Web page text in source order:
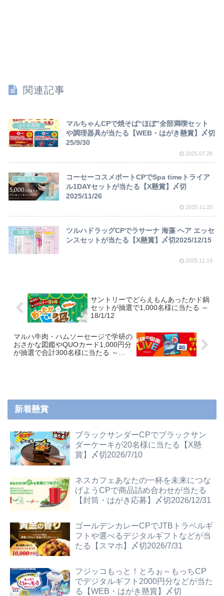
関連記事
はがき懸賞
マルちゃんCPで焼そば“ほぼ”全部満喫セット
や調理器具が当たる【WEB・はがき懸賞】〆切
25/9/30
2025.07.28
コーセーコスメポートCPでSpa timeトライア
ル1DAYセットが当たる【X懸賞】〆切
2025/11/26
2025.11.20
X懸賞
ツルハドラッグCPでラサーナ 海藻 ヘア エッセ
ンスセットが当たる【X懸賞】〆切2025/12/15
2025.11.19
サントリーでどらえもんあったかド鍋
セットが抽選で1,000名様に当たる ～
18/1/12
マルハ牛肉・ハムソーセージで学研の
おさかな図鑑やQUOカード1,000円分
が抽選で合計300名様に当たる ～
新着懸賞
ブラックサンダーCPでブラックサン
ダーケーキが20名様に当たる【X懸
賞】〆切2026/7/10
ネスカフェあなたの一杯を未来につな
げようCPで商品詰め合わせが当たる
【封筒・はがき応募】〆切2026/12/31
ゴールデンカレーCPでJTBトラベルギ
フトや選べるデジタルギフトなどが当
たる【スマホ】〆切2026/7/31
フジッコもっと！とろぉ～もっちCP
でデジタルギフト2000円分などが当た
る【WEB・はがき懸賞】〆切